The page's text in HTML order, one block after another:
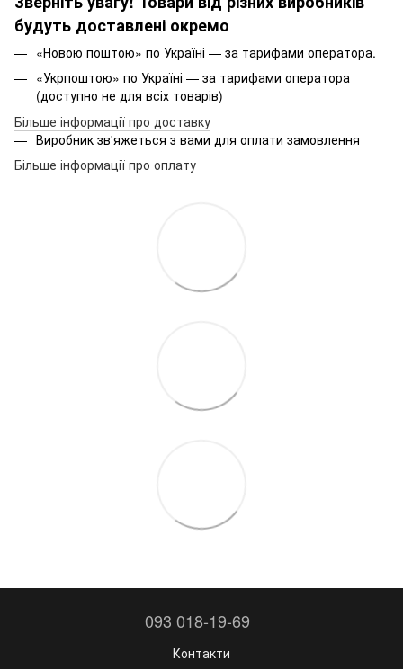
будуть доставлені окремо
«Новою поштою» по Україні — за тарифами оператора.
«Укрпоштою» по Україні — за тарифами оператора
(доступно не для всіх товарів)
Більше інформації про доставку
Виробник зв'яжеться з вами для оплати замовлення
Більше інформації про оплату
093 018-19-69
Контакти